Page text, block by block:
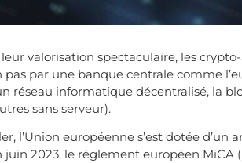
valorisation spectaculaire, les
par une banque centrale comme
réseau informatique décentralisé, la
sans serveur).
l’Union européenne s’est dotée d’un
2023, le règlement européen MiCA